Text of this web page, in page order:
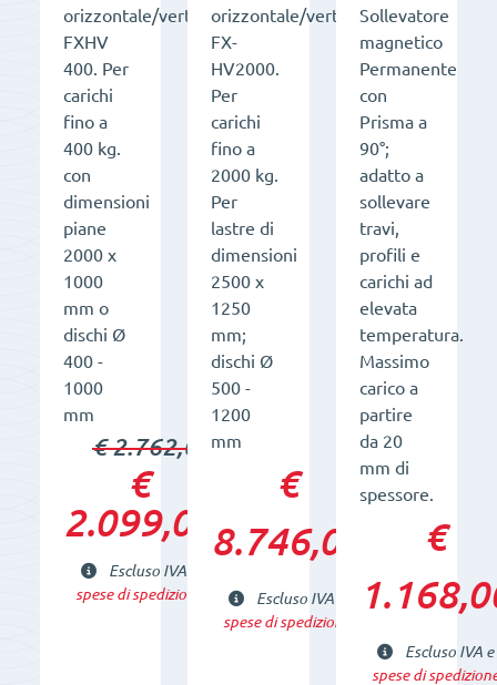
orizzontale/verticale
FXHV
400. Per
carichi
fino a
400 kg.
con
dimensioni
piane
2000 x
1000
mm o
dischi Ø
400 -
1000
mm
€ 2.762,00
€
2.099,00
Escluso IVA e
spese di spedizione
orizzontale/verticale
FX-
HV2000.
Per
carichi
fino a
2000 kg.
Per
lastre di
dimensioni
2500 x
1250
mm;
dischi Ø
500 -
1200
mm
€
8.746,00
Escluso IVA e
spese di spedizione
Sollevatore
magnetico
Permanente
con
Prisma a
90°;
adatto a
sollevare
travi,
profili e
carichi ad
elevata
temperatura.
Massimo
carico a
partire
da 20
mm di
spessore.
€
Escluso IVA e
spese di